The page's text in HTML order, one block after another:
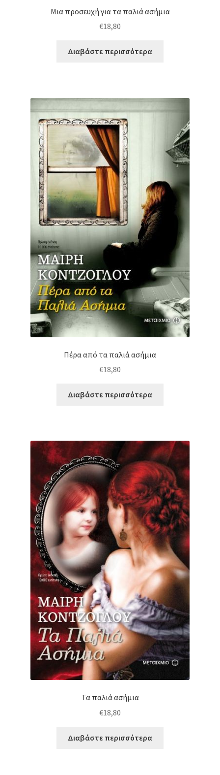
Μια προσευχή για τα παλιά ασήμια
€18,80
Διαβάστε περισσότερα
Πέρα από τα παλιά ασήμια
€18,80
Διαβάστε περισσότερα
Τα παλιά ασήμια
€18,80
Διαβάστε περισσότερα